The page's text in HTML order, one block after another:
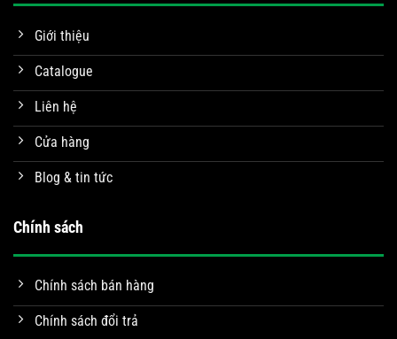
Giới thiệu
Catalogue
Liên hệ
Cửa hàng
Blog & tin tức
Chính sách
Chính sách bán hàng
Chính sách đổi trả